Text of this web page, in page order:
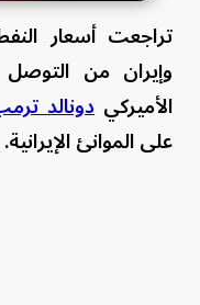
تراجعت أسعار
وإيران من
الأميركي دونالد
على الموانئ الإيرانية.